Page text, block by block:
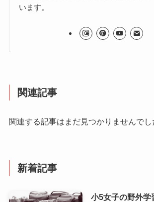
います。
関連記事
関連する記事はまだ見つかりませんでし
新着記事
小5女子の野外学